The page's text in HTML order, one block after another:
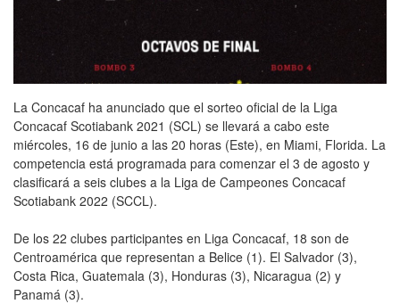
La Concacaf ha anunciado que el sorteo oficial de la Liga
Concacaf Scotiabank 2021 (SCL) se llevará a cabo este
miércoles, 16 de junio a las 20 horas (Este), en Miami, Florida. La
competencia está programada para comenzar el 3 de agosto y
clasificará a seis clubes a la Liga de Campeones Concacaf
Scotiabank 2022 (SCCL).
De los 22 clubes participantes en Liga Concacaf, 18 son de
Centroamérica que representan a Belice (1). El Salvador (3),
Costa Rica, Guatemala (3), Honduras (3), Nicaragua (2) y
Panamá (3).